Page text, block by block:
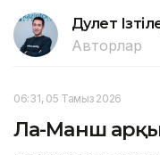
Дәулет
Авторлар
06:31, 05 Тамыз 2026
Ла-Манш